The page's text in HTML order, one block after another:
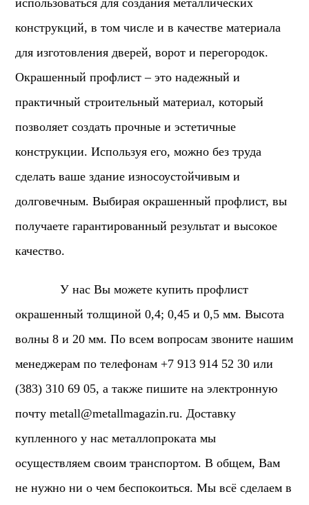
использоваться для создания металлических
конструкций, в том числе и в качестве материала
для изготовления дверей, ворот и перегородок.
Окрашенный профлист – это надежный и
практичный строительный материал, который
позволяет создать прочные и эстетичные
конструкции. Используя его, можно без труда
сделать ваше здание износоустойчивым и
долговечным. Выбирая окрашенный профлист, вы
получаете гарантированный результат и высокое
качество.
У нас Вы можете купить профлист
окрашенный толщиной 0,4; 0,45 и 0,5 мм. Высота
волны 8 и 20 мм. По всем вопросам звоните нашим
менеджерам по телефонам +7 913 914 52 30 или
(383) 310 69 05, а также пишите на электронную
почтуmetall@metallmagazin.ru. Доставку
купленного у нас металлопроката мы
осуществляем своим транспортом. В общем, Вам
не нужно ни о чем беспокоиться. Мы всё сделаем в